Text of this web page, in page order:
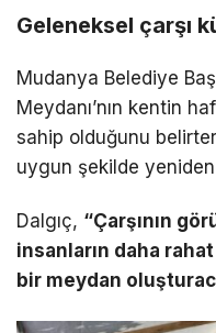
Geleneksel çarşı
Mudanya Belediye
Meydanı’nın kentin
sahip olduğunu
uygun şekilde yeniden
Dalgıç, “Çarşının
insanların daha
bir meydan